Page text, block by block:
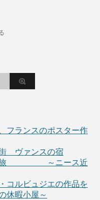
フランスのポスター作
ヴァンスの宿
の旅 ～ニース近
コルビュジエの作品を
休暇小屋～